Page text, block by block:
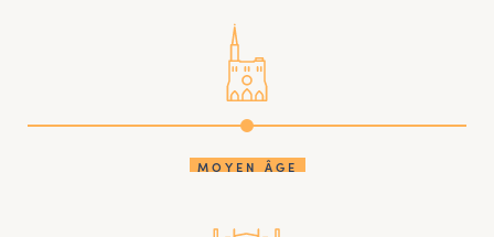
MOYEN ÂGE